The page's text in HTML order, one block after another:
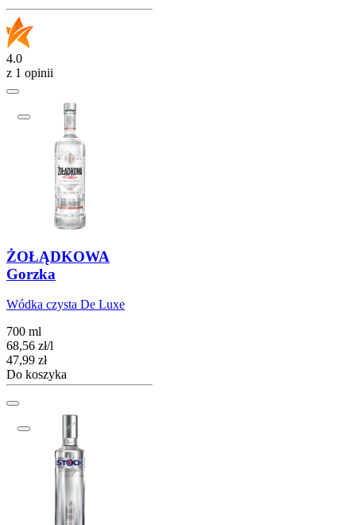
4.0
z 1 opinii
ŻOŁĄDKOWA
Gorzka
Wódka czysta De Luxe
700 ml
68,56 zł/l
Cena
47,99 zł
Do koszyka